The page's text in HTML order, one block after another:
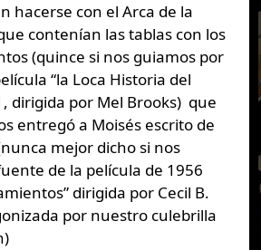
hacerse con el Arca de la
contenían las tablas con los
(quince si nos guiamos por
“la Loca Historia del
dirigida por Mel Brooks) que
entregó a Moisés escrito de
mejor dicho si nos
de la película de 1956
dirigida por Cecil B.
por nuestro culebrilla